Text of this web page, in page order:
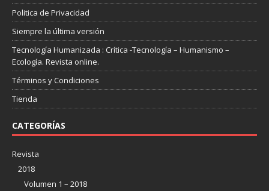
Politica de Privacidad
Siempre la última versión
Tecnología Humanizada : Crítica -Tecnología – Humanismo –
Ecología. Revista online.
Términos y Condiciones
Tienda
CATEGORÍAS
Revista
2018
Volumen 1 – 2018